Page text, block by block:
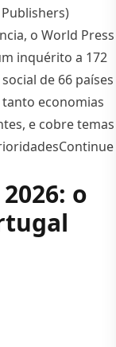
o World Press
inquérito a 172
de 66 países
economias
e cobre temas
Continue
o